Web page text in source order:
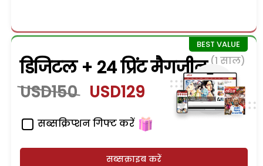
डिजिटल + 24 प्रिंट मैगजीन (1 साल)
USD150 USD129
सब्सक्रिप्शन गिफ्ट करें
सब्सक्राइब करें